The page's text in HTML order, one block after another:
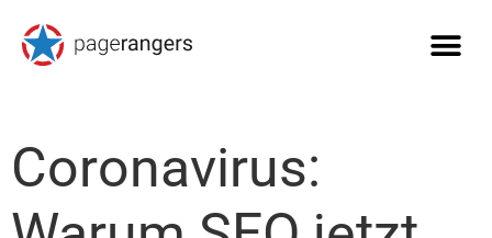
Coronavirus: